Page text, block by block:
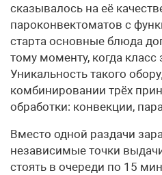
сказывалось на её
пароконвектоматов с
старта основные блюда
тому моменту, когда класс
Уникальность такого
комбинировании трёх
обработки: конвекции,
Вместо одной раздачи
независимые точки
стоять в очереди по 15